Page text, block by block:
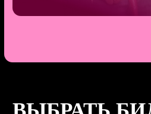
Услуги оказывает Общество с ограниченной